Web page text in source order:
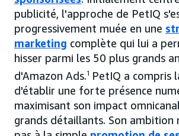
publicité, l'approche de PetIQ
progressivement muée en une
marketing complète qui lui a
hisser parmi les 50 plus grands
d'Amazon Ads.1 PetIQ a compris
d'établir une forte présence
maximisant son impact
grands détaillants. Son ambition